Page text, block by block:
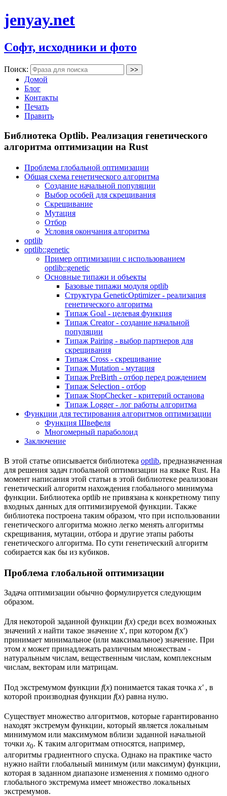
jenyay.net
Софт, исходники и фото
Поиск:
Домой
Блог
Контакты
Печать
Править
Библиотека Optlib. Реализация генетического
алгоритма оптимизации на Rust
Проблема глобальной оптимизации
Общая схема генетического алгоритма
Создание начальной популяции
Выбор особей для скрещивания
Скрещивание
Мутация
Отбор
Условия окончания алгоритма
optlib
optlib::genetic
Пример оптимизации с использованием
optlib::genetic
Основные типажи и объекты
Базовые типажи модуля optlib
Структура GeneticOptimizer - реализация
генетического алгоритма
Типаж Goal - целевая функция
Типаж Creator - создание начальной
популяции
Типаж Pairing - выбор партнеров для
скрещивания
Типаж Cross - скрещивание
Типаж Mutation - мутация
Типаж PreBirth - отбор перед рождением
Типаж Selection - отбор
Типаж StopChecker - критерий останова
Типаж Logger - лог работы алгоритма
Функции для тестирования алгоритмов оптимизации
Функция Швефеля
Многомерный параболоид
Заключение
В этой статье описывается библиотека optlib, предназначенная
для решения задач глобальной оптимизации на языке Rust. На
момент написания этой статьи в этой библиотеке реализован
генетический алгоритм нахождения глобального минимума
функции. Библиотека optlib не привязана к конкретному типу
входных данных для оптимизируемой функции. Также
библиотека построена таким образом, что при использовании
генетического алгоритма можно легко менять алгоритмы
скрещивания, мутации, отбора и другие этапы работы
генетического алгоритма. По сути генетический алгоритм
собирается как бы из кубиков.
Проблема глобальной оптимизации
Задача оптимизации обычно формулируется следующим
образом.
Для некоторой заданной функции f(x) среди всех возможных
значений x найти такое значение x', при котором f(x')
принимает минимальное (или максимальное) значение. При
этом x может принадлежать различным множествам -
натуральным числам, вещественным числам, комплексным
числам, векторам или матрицам.
Под экстремумом функции f(x) понимается такая точка x' , в
которой производная функции f(x) равна нулю.
Существует множество алгоритмов, которые гарантированно
находят экстремум функции, который является локальным
минимумом или максимумом вблизи заданной начальной
точки x0. К таким алгоритмам относятся, например,
алгоритмы градиентного спуска. Однако на практике часто
нужно найти глобальный минимум (или максимум) функции,
которая в заданном диапазоне изменения x помимо одного
глобального экстремума имеет множество локальных
экстремумов.